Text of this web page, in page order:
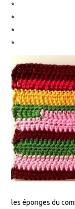
*
*
*
*
les éponges du